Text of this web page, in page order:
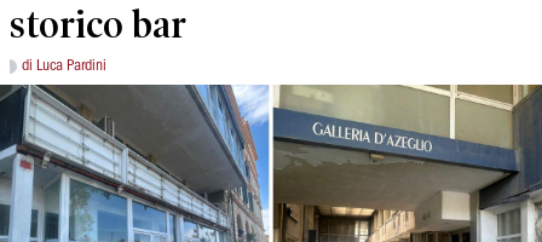
storico bar
di Luca Pardini